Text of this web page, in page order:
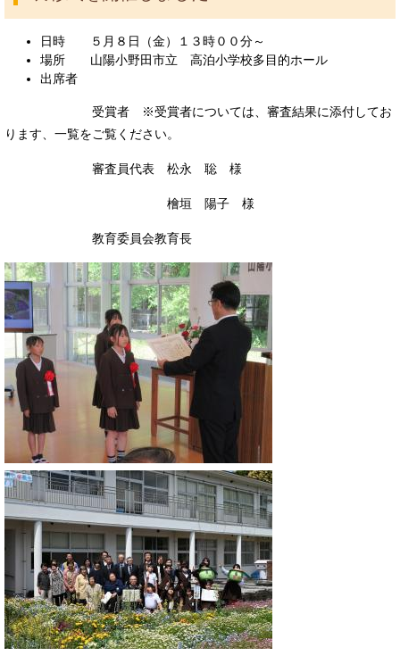
日時 ５月８日（金）１３時００分～
場所 山陽小野田市立 高泊小学校多目的ホール
出席者
受賞者 ※受賞者については、審査結果に添付してお
ります、一覧をご覧ください。
審査員代表 松永 聡 様
檜垣 陽子 様
教育委員会教育長